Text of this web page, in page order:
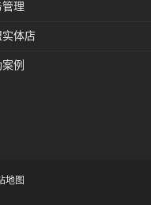
管理
实体店
例
地图